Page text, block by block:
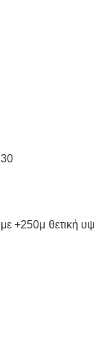
+250μ θετική